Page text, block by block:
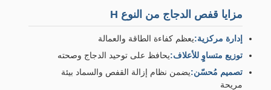
مزايا قفص الدجاج من النوع H
إدارة مركزية:يعظم كفاءة الطاقة والعمالة
توزيع متساوٍ للأعلاف:يحافظ على توحيد الدجاج وصحته
تصميم مُحسّن:يضمن نظام إزالة القفص والسماد بيئة
مريحة